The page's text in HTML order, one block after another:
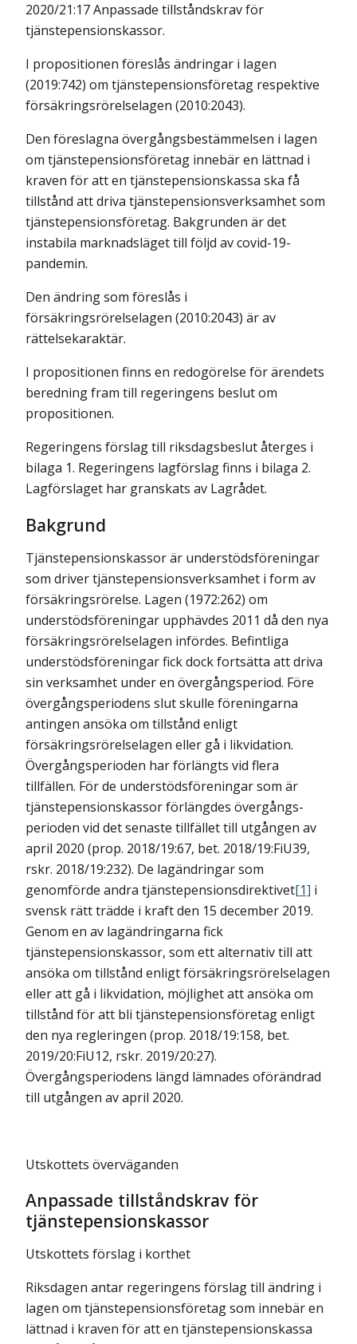
2020/21:17 Anpassade tillståndskrav för
tjänstepensionskassor.
I propositionen föreslås ändringar i lagen
(2019:742) om tjänstepensionsföretag respektive
försäkringsrörelselagen (2010:2043).
Den föreslagna övergångsbestämmelsen i lagen
om tjänstepensionsföretag innebär en lättnad i
kraven för att en tjänstepensionskassa ska få
tillstånd att driva tjänstepensionsverksamhet som
tjänstepensionsföretag. Bakgrunden är det
instabila marknadsläget till följd av covid-19-
pandemin.
Den ändring som föreslås i
försäkringsrörelselagen (2010:2043) är av
rättelsekaraktär.
I propositionen finns en redogörelse för ärendets
beredning fram till regeringens beslut om
propositionen.
Regeringens förslag till riksdagsbeslut återges i
bilaga 1. Regeringens lagförslag finns i bilaga 2.
Lagförslaget har granskats av Lagrådet.
Bakgrund
Tjänstepensionskassor är understödsföreningar
som driver tjänstepensionsverksamhet i form av
försäkringsrörelse. Lagen (1972:262) om
understödsföreningar upphävdes 2011 då den nya
försäkringsrörelselagen infördes. Befintliga
understödsföreningar fick dock fortsätta att driva
sin verksamhet under en övergångsperiod. Före
övergångsperiodens slut skulle föreningarna
antingen ansöka om tillstånd enligt
försäkringsrörelselagen eller gå i likvidation.
Övergångsperioden har förlängts vid flera
tillfällen. För de understödsföreningar som är
tjänstepensionskassor förlängdes övergångs-
perioden vid det senaste tillfället till utgången av
april 2020 (prop. 2018/19:67, bet. 2018/19:FiU39,
rskr. 2018/19:232). De lagändringar som
genomförde andra tjänstepensionsdirektivet[1] i
svensk rätt trädde i kraft den 15 december 2019.
Genom en av lagändringarna fick
tjänstepensionskassor, som ett alternativ till att
ansöka om tillstånd enligt försäkringsrörelselagen
eller att gå i likvidation, möjlighet att ansöka om
tillstånd för att bli tjänstepensionsföretag enligt
den nya regleringen (prop. 2018/19:158, bet.
2019/20:FiU12, rskr. 2019/20:27).
Övergångsperiodens längd lämnades oförändrad
till utgången av april 2020.
Utskottets överväganden
Anpassade tillståndskrav för
tjänstepensionskassor
Utskottets förslag i korthet
Riksdagen antar regeringens förslag till ändring i
lagen om tjänstepensionsföretag som innebär en
lättnad i kraven för att en tjänstepensionskassa